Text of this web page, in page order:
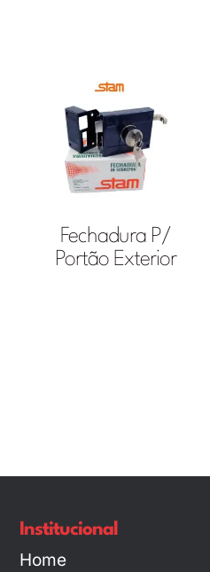
Fechadura P/
Portão Exterior
Institucional
Home